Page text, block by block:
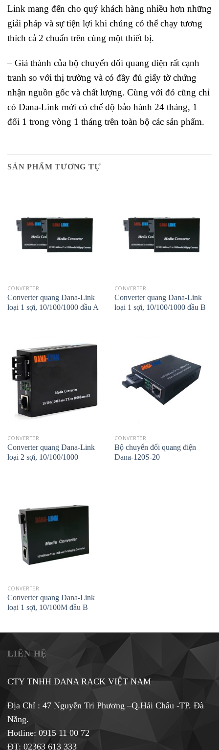
Link mang đến cho quý khách hàng nhiều hơn những
giải pháp và sự tiện lợi khi chúng có thể chạy tương
thích cả 2 chuẩn trên cùng một thiết bị.
– Giá thành của bộ chuyển đổi quang điện rất cạnh
tranh so với thị trường và có đầy đủ giấy tờ chứng
nhận nguồn gốc và chất lượng. Cùng với đó cũng chỉ
có Dana-Link mới có chế độ bảo hành 24 tháng, 1
đổi 1 trong vòng 1 tháng trên toàn bộ các sản phẩm.
SẢN PHẨM TƯƠNG TỰ
CONVERTER
Converter quang Dana-Link
loại 1 sợi, 10/100/1000 đầu A
CONVERTER
Converter quang Dana-Link
loại 1 sợi, 10/100/1000 đầu B
CONVERTER
Converter quang Dana-Link
loại 2 sợi, 10/100/1000
CONVERTER
Bộ chuyển đổi quang điện
Dana-120S-20
CONVERTER
Converter quang Dana-Link
loại 1 sợi, 10/100M đầu B
LIÊN HỆ
CTY TNHH DANA RACK VIỆT NAM
Địa Chỉ : 47 Nguyễn Tri Phương –Q.Hải Châu -TP. Đà
Nẵng.
Hotline: 0915 11 00 72
ĐT: 02363 613 333